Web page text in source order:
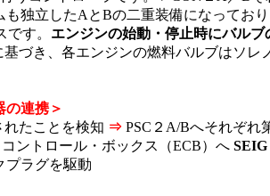
独立したAとBの二重装備になってお
す。 エンジンの始動・停止時にバル
基づき、各エンジンの燃料バルブはソ
の連携＞
たことを検知 ⇒ PSC２A/Bへそれぞれ
ントロール・ボックス（ECB）へ SEIG
プラグを駆動